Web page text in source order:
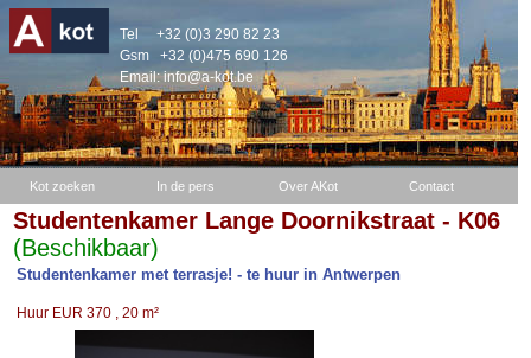
Tel +32 (0)3 290 82 23
Gsm
+32 (0)475 690 126
Email:info@a-kot.be
Kot zoeken In de pers Over AKot Contact
Studentenkamer Lange Doornikstraat - K06
(Beschikbaar)
Studentenkamer met terrasje! - te huur in Antwerpen
Huur EUR 370 , 20 m²